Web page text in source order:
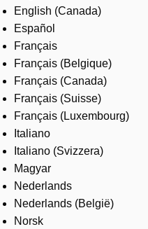
English (Canada)
Español
Français
Français (Belgique)
Français (Canada)
Français (Suisse)
Français (Luxembourg)
Italiano
Italiano (Svizzera)
Magyar
Nederlands
Nederlands (België)
Norsk